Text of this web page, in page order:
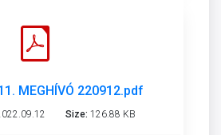
MEGHÍVÓ 220912.pdf
Size: 126.88 KB